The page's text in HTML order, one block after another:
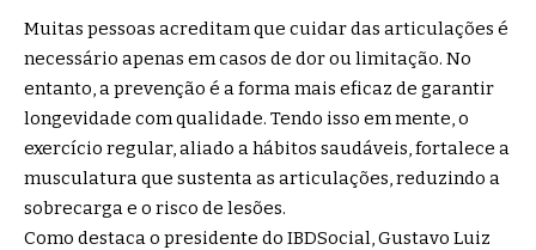
Muitas pessoas acreditam que cuidar das articulações é
necessário apenas em casos de dor ou limitação. No
entanto, a prevenção é a forma mais eficaz de garantir
longevidade com qualidade. Tendo isso em mente, o
exercício regular, aliado a hábitos saudáveis, fortalece a
musculatura que sustenta as articulações, reduzindo a
sobrecarga e o risco de lesões.
Como destaca o presidente do IBDSocial, Gustavo Luiz